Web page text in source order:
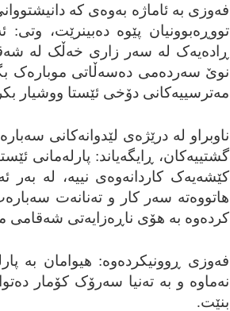
فه‌وزی به‌ ئاماژه‌ به‌وه‌ی که‌
تووڕه‌بوونیان پێوه‌ ده‌بینرێت،
ڕاده‌یه‌ک له‌ سه‌ر زاری خه‌ڵک له‌
نوێ سه‌رده‌می ده‌سه‌ڵاتی موباره‌ک
مه‌ترسییه‌کانی دۆخی ئێستا ووشیار
ناوبراو له‌ درێژه‌ی لێدوانه‌کانی
گشتییه‌کان، ڕایگه‌یاند: پارله‌مانی
کێشه‌یه‌ک کاردانه‌وه‌ی نییه‌، له‌
هاتووه‌ته‌ سه‌ر کار و ته‌نانه‌ت
کرده‌وه‌ به‌ هۆی ناڕه‌زایه‌تی شه‌قامی
فه‌وزی ڕوونیکرده‌وه‌: هیوامان به‌
نه‌ماوه‌ و به‌ ته‌نیا سه‌رۆک کۆمار
بنێت.